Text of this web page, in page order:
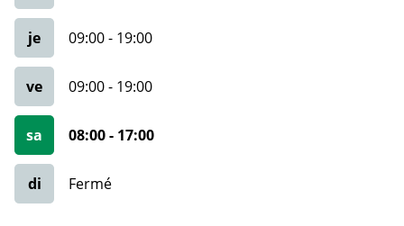
je 09:00- 19:00
ve 09:00- 19:00
sa 08:00- 17:00
di Fermé